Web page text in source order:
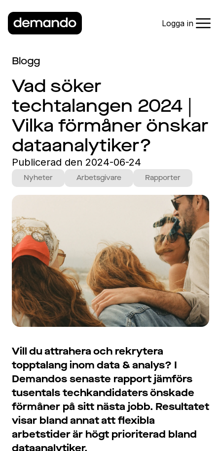
Logga in
Blogg
Vad söker
techtalangen 2024 |
Vilka förmåner önskar
dataanalytiker?
Publicerad den 2024-06-24
Nyheter Arbetsgivare Rapporter
Vill du attrahera och rekrytera
topptalang inom data & analys? I
Demandos senaste rapport jämförs
tusentals techkandidaters önskade
förmåner på sitt nästa jobb. Resultatet
visar bland annat att flexibla
arbetstider är högt prioriterad bland
dataanalytiker.